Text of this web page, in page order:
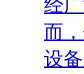
经
而
设